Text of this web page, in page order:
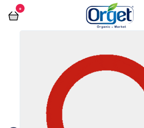
0
فروشگاه آنلاین اُرگت